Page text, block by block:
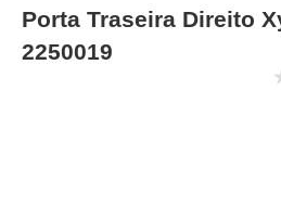
Porta Traseira Direito
2250019